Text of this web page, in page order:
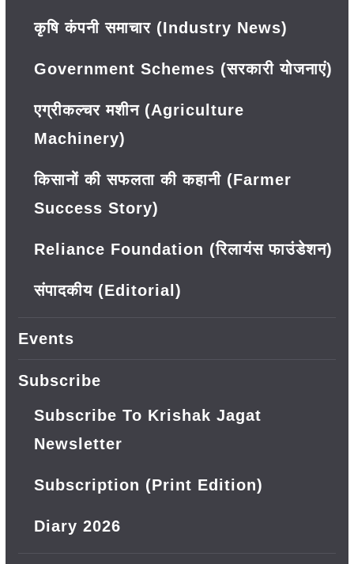
कृषि कंपनी समाचार (Industry News)
Government Schemes (सरकारी योजनाएं)
एग्रीकल्चर मशीन (Agriculture
Machinery)
किसानों की सफलता की कहानी (Farmer
Success Story)
Reliance Foundation (रिलायंस फाउंडेशन)
संपादकीय (Editorial)
Events
Subscribe
Subscribe To Krishak Jagat
Newsletter
Subscription (Print Edition)
Diary 2026